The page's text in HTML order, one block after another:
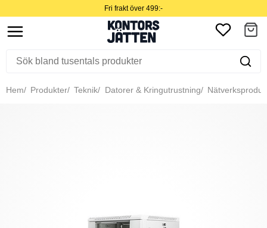
Fri frakt över 499:-
Hem Produkter Teknik Datorer & Kringutrustning